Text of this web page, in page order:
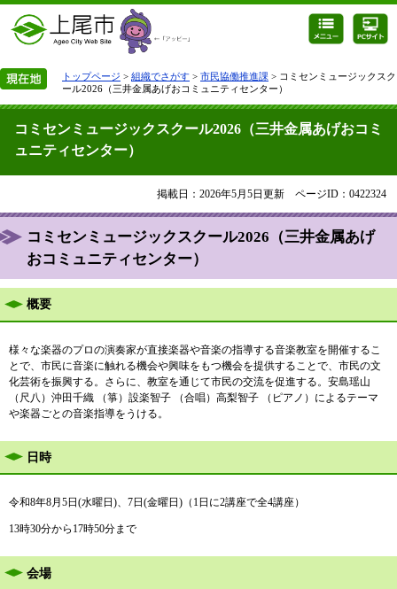
トップページ > 組織でさがす > 市民協働推進課 > コミセンミュージックスク
ール2026（三井金属あげおコミュニティセンター）
コミセンミュージックスクール2026（三井金属あげおコミ
ュニティセンター）
掲載日：2026年5月5日更新 ページID：0422324
コミセンミュージックスクール2026（三井金属あげ
おコミュニティセンター）
概要
様々な楽器のプロの演奏家が直接楽器や音楽の指導する音楽教室を開催するこ
とで、市民に音楽に触れる機会や興味をもつ機会を提供することで、市民の文
化芸術を振興する。さらに、教室を通じて市民の交流を促進する。安島瑶山
（尺八）沖田千織 （箏）設楽智子 （合唱）高梨智子 （ピアノ）によるテーマ
や楽器ごとの音楽指導をうける。
日時
​令和8年8月5日(水曜日)、7日(金曜日)（1日に2講座で全4講座）
13時30分から17時50分まで
会場